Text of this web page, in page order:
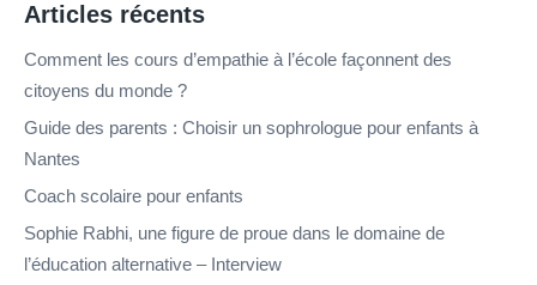
Articles récents
Comment les cours d’empathie à l’école façonnent des
citoyens du monde ?
Guide des parents : Choisir un sophrologue pour enfants à
Nantes
Coach scolaire pour enfants
Sophie Rabhi, une figure de proue dans le domaine de
l’éducation alternative – Interview